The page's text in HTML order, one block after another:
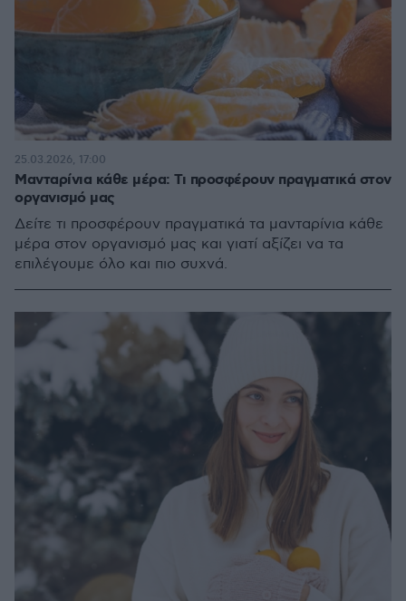
Μανταρίνια κάθε μέρα: Τι προσφέρουν πραγματικά στον
οργανισμό μας
Δείτε τι προσφέρουν πραγματικά τα μανταρίνια κάθε
μέρα στον οργανισμό μας και γιατί αξίζει να τα
επιλέγουμε όλο και πιο συχνά.
25.03.2026, 17:00